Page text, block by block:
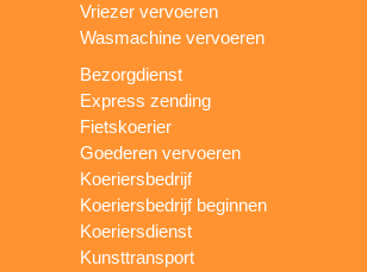
Vriezer vervoeren
Wasmachine vervoeren
Bezorgdienst
Express zending
Fietskoerier
Goederen vervoeren
Koeriersbedrijf
Koeriersbedrijf beginnen
Koeriersdienst
Kunsttransport